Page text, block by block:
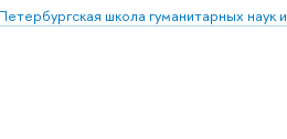
школа гуманитарных наук